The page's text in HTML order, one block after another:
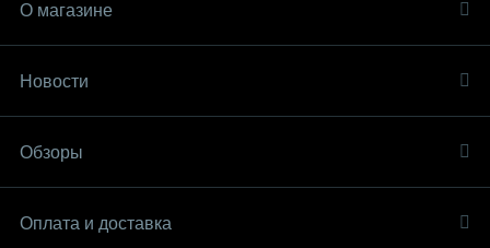
О магазине
Новости
Обзоры
Оплата и доставка